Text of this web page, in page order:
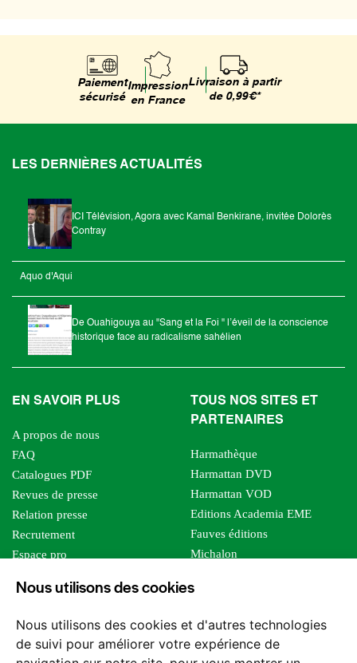
Nous utilisons des cookies
Nous utilisons des cookies et d'autres technologies
de suivi pour améliorer votre expérience de
Paiement
sécurisé
Impression
en France
Livraison à partir
de 0,99€*
LES DERNIÈRES ACTUALITÉS
ICI Télévision, Agora avec Kamal Benkirane, invitée Dolorès
Contray
Aquo d'Aqui
De Ouahigouya au "Sang et la Foi " l’éveil de la conscience
historique face au radicalisme sahélien
EN SAVOIR PLUS
A propos de nous
FAQ
Catalogues PDF
Revues de presse
Relation presse
Recrutement
Espace pro
Foreign rights
TOUS NOS SITES ET
PARTENAIRES
Harmathèque
Harmattan DVD
Harmattan VOD
Editions Academia EME
Fauves éditions
Michalon
Editions Sutton
Les impliqués
Tous les éditeurs